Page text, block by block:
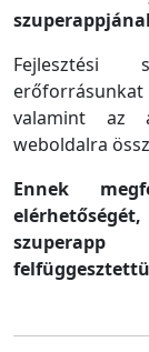
Fejlesztési
valamint az
weboldalra
Ennek